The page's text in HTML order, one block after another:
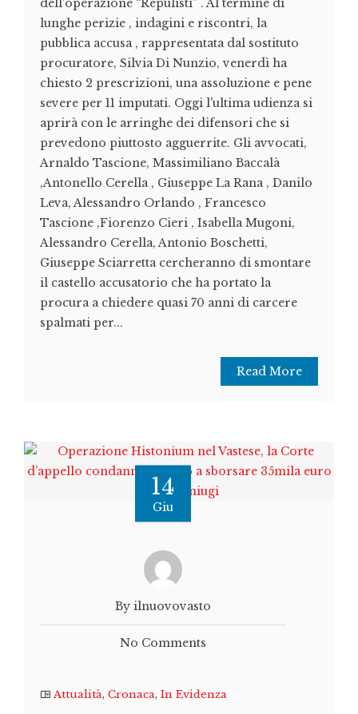
dell'operazione “Repulisti” . Al termine di
lunghe perizie , indagini e riscontri, la
pubblica accusa , rappresentata dal sostituto
procuratore, Silvia Di Nunzio, venerdì ha
chiesto 2 prescrizioni, una assoluzione e pene
severe per 11 imputati. Oggi l'ultima udienza si
aprirà con le arringhe dei difensori che si
prevedono piuttosto agguerrite. Gli avvocati,
Arnaldo Tascione, Massimiliano Baccalà
,Antonello Cerella , Giuseppe La Rana , Danilo
Leva, Alessandro Orlando , Francesco
Tascione ,Fiorenzo Cieri , Isabella Mugoni,
Alessandro Cerella, Antonio Boschetti,
Giuseppe Sciarretta cercheranno di smontare
il castello accusatorio che ha portato la
procura a chiedere quasi 70 anni di carcere
spalmati per...
Read More
14
Giu
By ilnuovovasto
No Comments
Attualità, Cronaca, In Evidenza